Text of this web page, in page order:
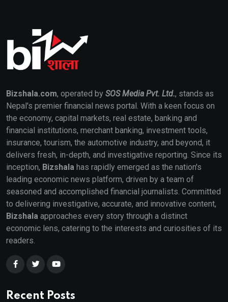
Bizshala.com, operated by SOS Media Pvt. Ltd., stands as
Nepal's premier financial news portal. With a keen focus on
the economy, capital markets, real estate, banking and
financial institutions, merchant banking, investment tools,
insurance, tourism, the automotive industry, and beyond, it
delivers fresh, in-depth, and investigative reporting. Since its
inception, Bizshala has rapidly emerged as the nation's
leading economic news platform, driven by a team of
seasoned and accomplished financial journalists. Committed
to delivering investigative, accurate, and innovative content,
Bizshala approaches every story through a distinct
economic lens, catering to the interests and curiosities of its
readers.
Recent Posts